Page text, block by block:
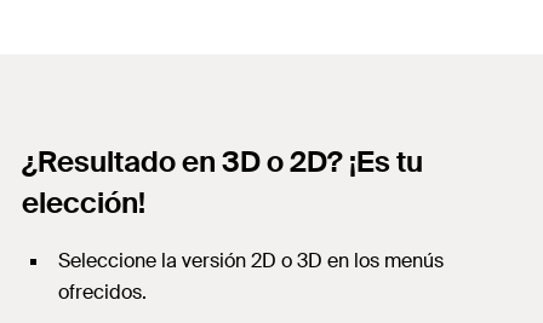
¿Resultado en 3D o 2D? ¡Es tu
elección!
Seleccione la versión 2D o 3D en los menús
ofrecidos.